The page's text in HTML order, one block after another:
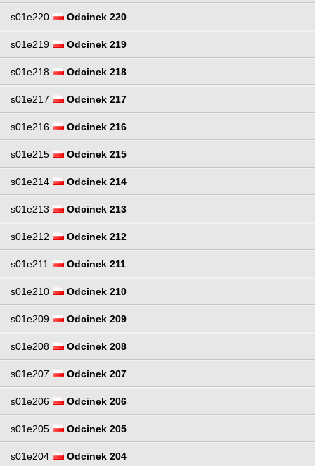
s01e220 Odcinek 220
s01e219 Odcinek 219
s01e218 Odcinek 218
s01e217 Odcinek 217
s01e216 Odcinek 216
s01e215 Odcinek 215
s01e214 Odcinek 214
s01e213 Odcinek 213
s01e212 Odcinek 212
s01e211 Odcinek 211
s01e210 Odcinek 210
s01e209 Odcinek 209
s01e208 Odcinek 208
s01e207 Odcinek 207
s01e206 Odcinek 206
s01e205 Odcinek 205
s01e204 Odcinek 204